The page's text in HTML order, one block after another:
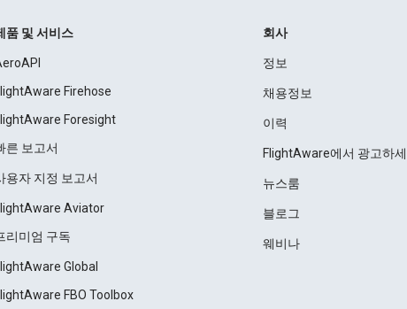
품 및 서비스
Firehose
Foresight
른 보고서
용자 지정 보고서
Aviator
리미엄 구독
Global
FBO Toolbox
회사
정보
채용정보
이력
FlightAware에서 광고하
뉴스룸
블로그
웨비나